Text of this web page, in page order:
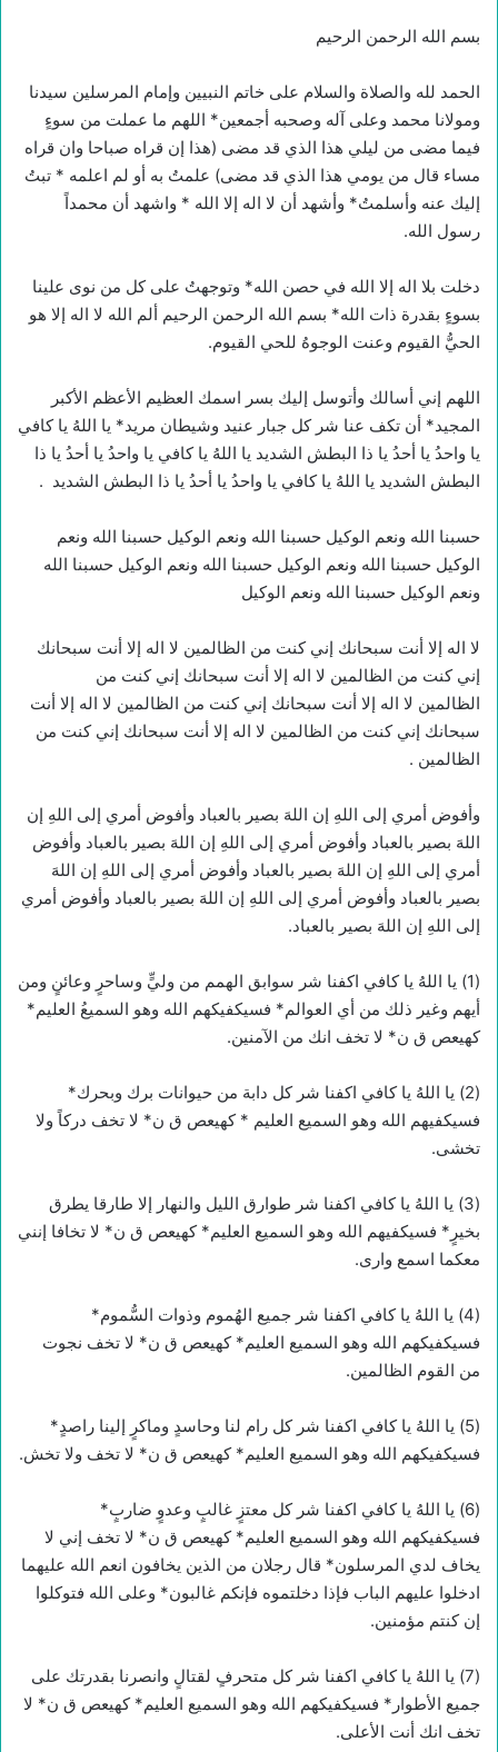
بسم الله الرحمن الرحيم
الحمد لله والصلاة والسلام على خاتم النبيين وإمام المرسلين سيدنا
ومولانا محمد وعلى آله وصحبه أجمعين* اللهم ما عملت من سوءٍ
فيما مضى من ليلي هذا الذي قد مضى (هذا إن قراه صباحا وان قراه
مساء قال من يومي هذا الذي قد مضى) علمتُ به أو لم اعلمه * تبتُ
إليك عنه وأسلمتُ* وأشهد أن لا اله إلا الله * واشهد أن محمداً
رسول الله.
دخلت بلا اله إلا الله في حصن الله* وتوجهتُ على كل من نوى علينا
بسوءٍ بقدرة ذات الله* بسم الله الرحمن الرحيم ألم الله لا اله إلا هو
الحيُّ القيوم وعنت الوجوهُ للحي القيوم.
اللهم إني أسالك وأتوسل إليك بسر اسمك العظيم الأعظم الأكبر
المجيد* أن تكف عنا شر كل جبار عنيد وشيطان مريد* يا اللهُ يا كافي
يا واحدُ يا أحدُ يا ذا البطش الشديد يا اللهُ يا كافي يا واحدُ يا أحدُ يا ذا
البطش الشديد يا اللهُ يا كافي يا واحدُ يا أحدُ يا ذا البطش الشديد .
حسبنا الله ونعم الوكيل حسبنا الله ونعم الوكيل حسبنا الله ونعم
الوكيل حسبنا الله ونعم الوكيل حسبنا الله ونعم الوكيل حسبنا الله
ونعم الوكيل حسبنا الله ونعم الوكيل
لا اله إلا أنت سبحانك إني كنت من الظالمين لا اله إلا أنت سبحانك
إني كنت من الظالمين لا اله إلا أنت سبحانك إني كنت من
الظالمين لا اله إلا أنت سبحانك إني كنت من الظالمين لا اله إلا أنت
سبحانك إني كنت من الظالمين لا اله إلا أنت سبحانك إني كنت من
الظالمين .
وأفوض أمري إلى اللهِ إن اللهَ بصير بالعباد وأفوض أمري إلى اللهِ إن
اللهَ بصير بالعباد وأفوض أمري إلى اللهِ إن اللهَ بصير بالعباد وأفوض
أمري إلى اللهِ إن اللهَ بصير بالعباد وأفوض أمري إلى اللهِ إن اللهَ
بصير بالعباد وأفوض أمري إلى اللهِ إن اللهَ بصير بالعباد وأفوض أمري
إلى اللهِ إن اللهَ بصير بالعباد.
(1) يا اللهُ يا كافي اكفنا شر سوابق الهمم من وليٍّ وساحرٍ وعائنٍ ومن
أيهم وغير ذلك من أي العوالم* فسيكفيكهم الله وهو السميعُ العليم*
كهيعص ق ن* لا تخف انك من الآمنين.
(2) يا اللهُ يا كافي اكفنا شر كل دابة من حيوانات برك وبحرك*
فسيكفيهم الله وهو السميع العليم * كهيعص ق ن* لا تخف دركاً ولا
تخشى.
(3) يا اللهُ يا كافي اكفنا شر طوارق الليل والنهار إلا طارقا يطرق
بخيرٍ* فسيكفيهم الله وهو السميع العليم* كهيعص ق ن* لا تخافا إنني
معكما اسمع وارى.
(4) يا اللهُ يا كافي اكفنا شر جميع الهُموم وذوات السُّموم*
فسيكفيكهم الله وهو السميع العليم* كهيعص ق ن* لا تخف نجوت
من القوم الظالمين.
(5) يا اللهُ يا كافي اكفنا شر كل رام لنا وحاسدٍ وماكرٍ إلينا راصدٍ*
فسيكفيكهم الله وهو السميع العليم* كهيعص ق ن* لا تخف ولا تخش.
(6) يا اللهُ يا كافي اكفنا شر كل معتزٍ غالبٍ وعدوٍ ضاربٍ*
فسيكفيكهم الله وهو السميع العليم* كهيعص ق ن* لا تخف إني لا
يخاف لدي المرسلون* قال رجلان من الذين يخافون انعم الله عليهما
ادخلوا عليهم الباب فإذا دخلتموه فإنكم غالبون* وعلى الله فتوكلوا
إن كنتم مؤمنين.
(7) يا اللهُ يا كافي اكفنا شر كل متحرفٍ لقتالٍ وانصرنا بقدرتك على
جميع الأطوار* فسيكفيكهم الله وهو السميع العليم* كهيعص ق ن* لا
تخف انك أنت الأعلى.